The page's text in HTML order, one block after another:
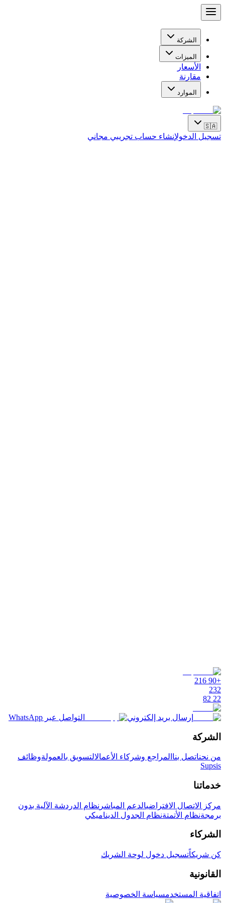
الشركة
الميزات
الأسعار
مقارنة
الموارد
🇸🇦
تسجيل الدخولإنشاء حساب تجريبي مجاني
+90 216
232
22 82
إرسال بريد إلكتروني التواصل عبر WhatsApp
الشركة
من نحناتصل بنا المراجع وشركاء الأعمالالتسويق بالعمولةوظائف
Supsis
خدماتنا
مركز الاتصال الافتراضيالدعم المباشر نظام الدردشة الآلية بدون
برمجةنظام الأتمتةنظام الجدول الديناميكي
الشركاء
كن شريكاًتسجيل دخول لوحة الشريك
القانونية
اتفاقية المستخدمسياسة الخصوصية